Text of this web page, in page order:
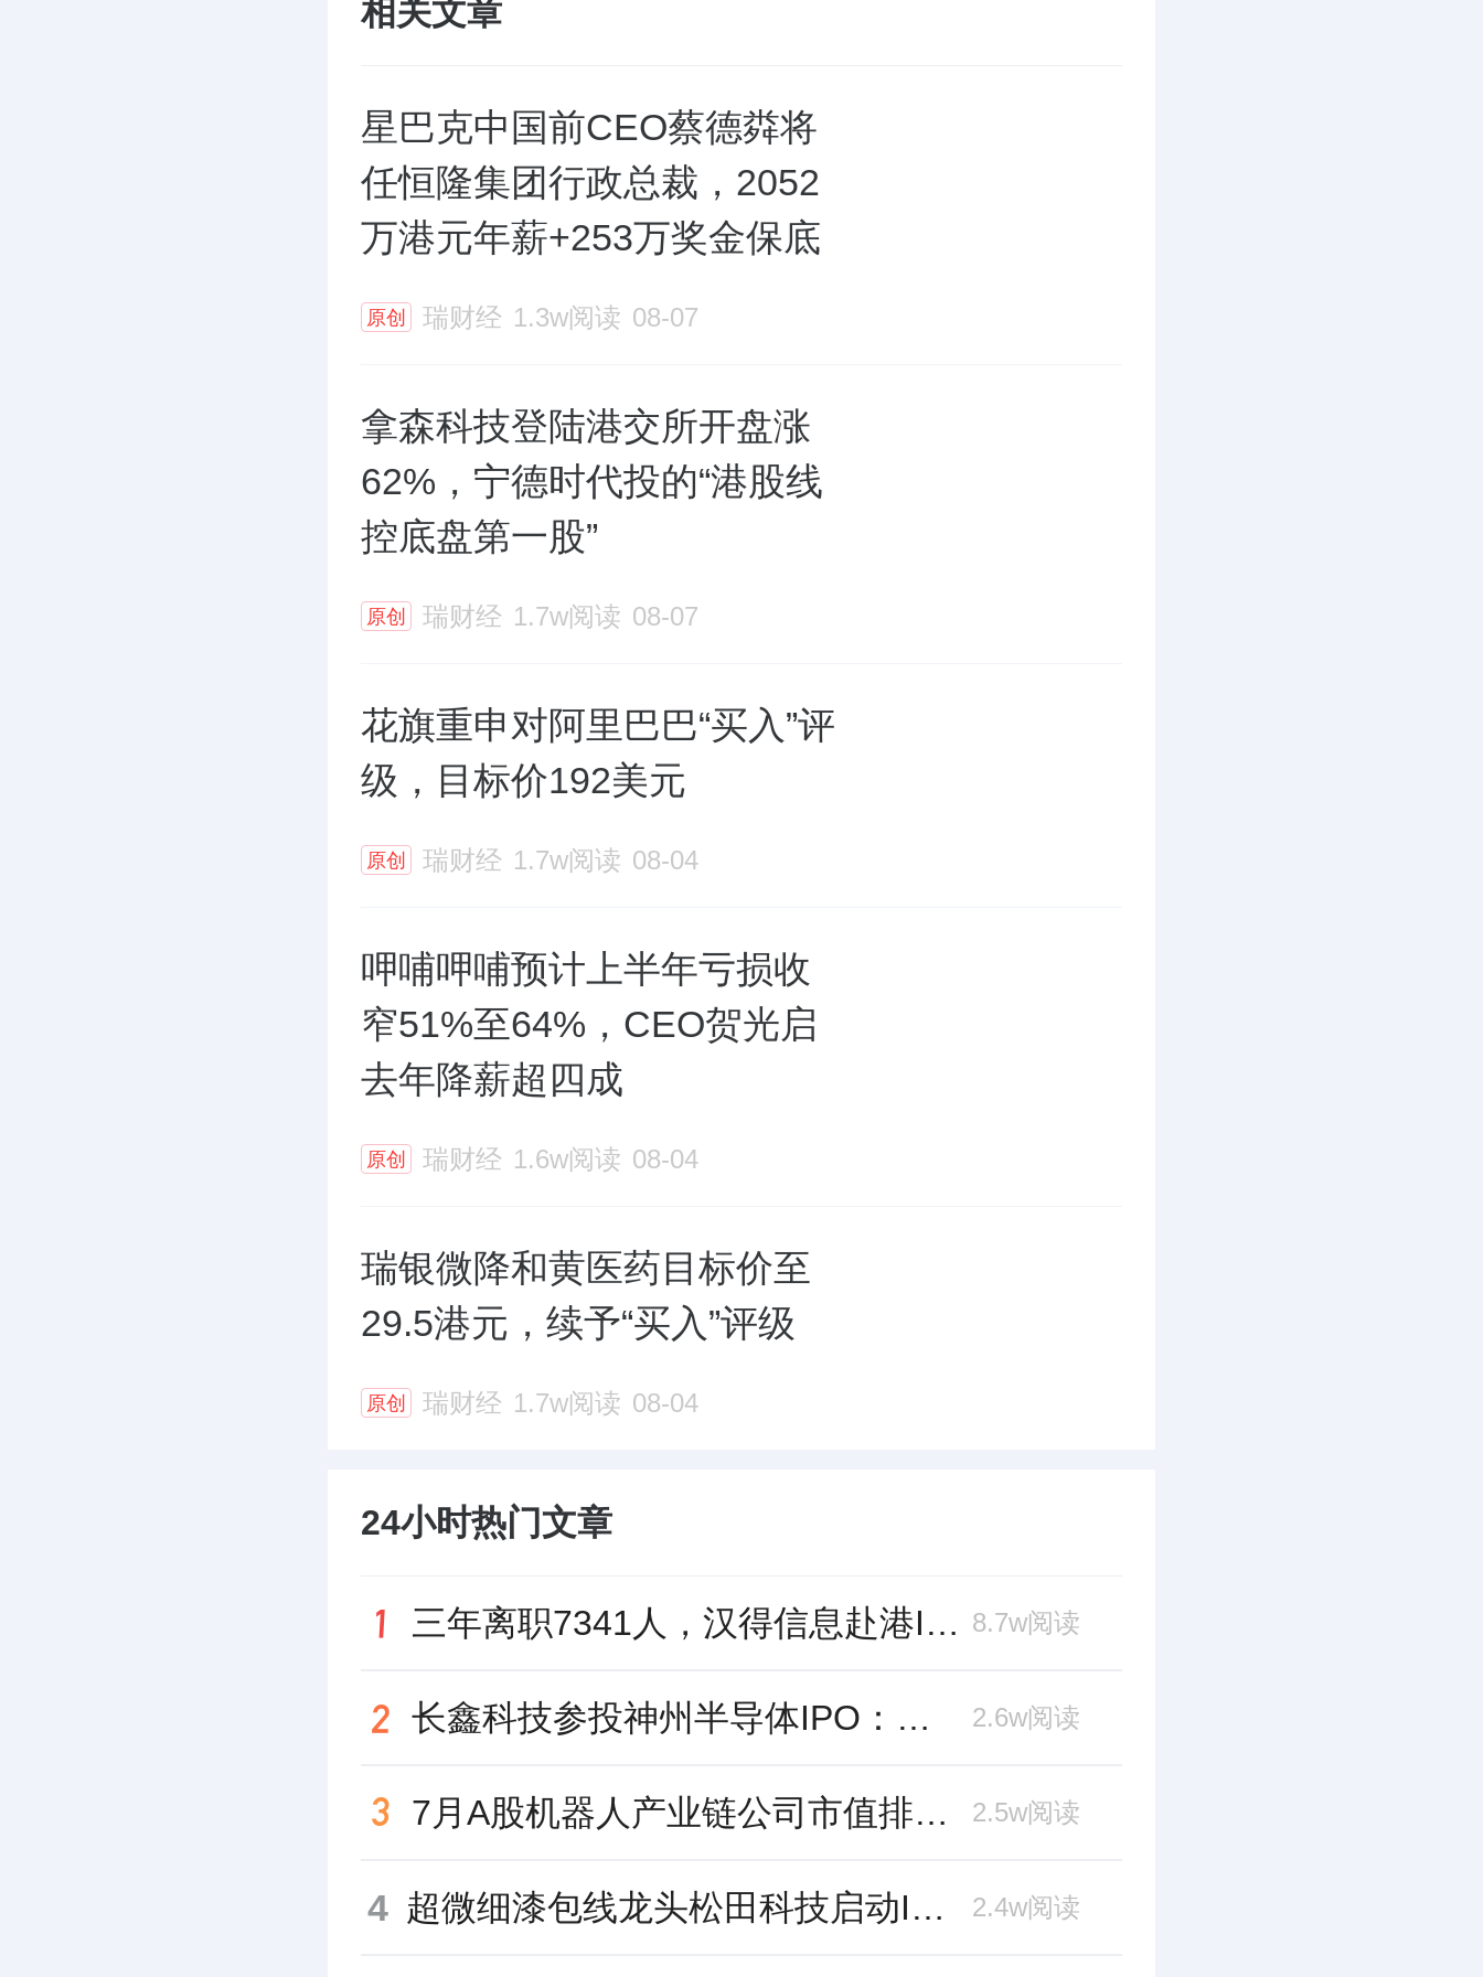
相关文章
星巴克中国前CEO蔡德粦将
任恒隆集团行政总裁，2052
万港元年薪+253万奖金保底
原创 瑞财经 1.3w阅读 08-07
拿森科技登陆港交所开盘涨
62%，宁德时代投的“港股线
控底盘第一股”
原创 瑞财经 1.7w阅读 08-07
花旗重申对阿里巴巴“买入”评
级，目标价192美元
原创 瑞财经 1.7w阅读 08-04
呷哺呷哺预计上半年亏损收
窄51%至64%，CEO贺光启
去年降薪超四成
原创 瑞财经 1.6w阅读 08-04
瑞银微降和黄医药目标价至
29.5港元，续予“买入”评级
原创 瑞财经 1.7w阅读 08-04
24小时热门文章
三年离职7341人，汉得信息赴港IPO前欠缴社保1.55亿元 8.7w阅读
长鑫科技参投神州半导体IPO：朱培文、陈觉晓变现2.6亿，董秘和保荐人有旧 2.6w阅读
7月A股机器人产业链公司市值排行：大族激光跌去四成，奥比中光跻身前三 2.5w阅读
4 超微细漆包线龙头松田科技启动IPO：东方证券辅导，君联资本加持 2.4w阅读